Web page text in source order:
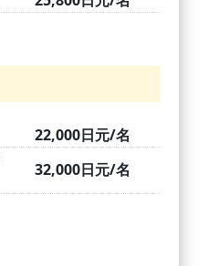
22,000日元/名
32,000日元/名